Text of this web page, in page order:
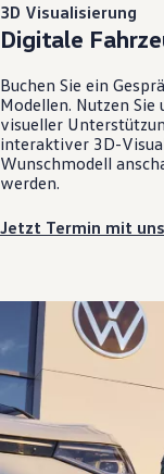
3D Visualisierung
Digitale
Buchen Sie ein
Modellen. Nutzen
visueller
interaktiver 3D-
Wunschmodell
werden.
Jetzt Termin mit